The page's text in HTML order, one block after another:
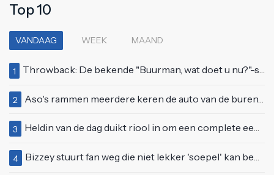
Top 10
VANDAAG WEEK MAAND
1 Throwback: De bekende "Buurman, wat doet u nu?"-scène uit Flodder met Tatjana Šimić
2 Aso's rammen meerdere keren de auto van de buren, maar doen alsof er niets gebeurd is
3 Heldin van de dag duikt riool in om een complete eendenfamilie te redden
4 Bizzey stuurt fan weg die niet lekker 'soepel' kan bewegen op podium